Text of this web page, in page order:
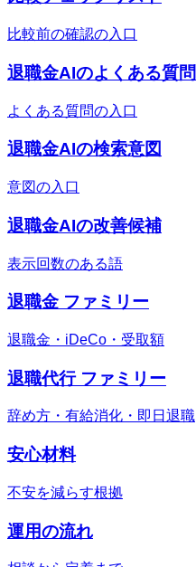
比較前の確認の入口
退職金AIのよくある質問
よくある質問の入口
退職金AIの検索意図
意図の入口
退職金AIの改善候補
表示回数のある語
退職金 ファミリー
退職金・iDeCo・受取額
退職代行 ファミリー
辞め方・有給消化・即日退職
安心材料
不安を減らす根拠
運用の流れ